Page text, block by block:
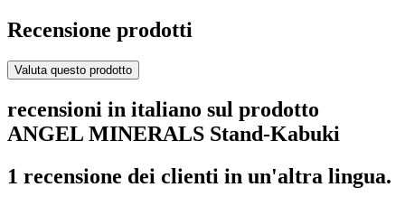
Recensione prodotti
Valuta questo prodotto
recensioni in italiano sul prodotto
ANGEL MINERALS Stand-Kabuki
1 recensione dei clienti in un'altra lingua.